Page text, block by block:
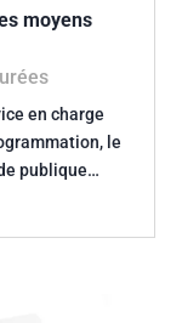
moyens
en charge
le
publique…